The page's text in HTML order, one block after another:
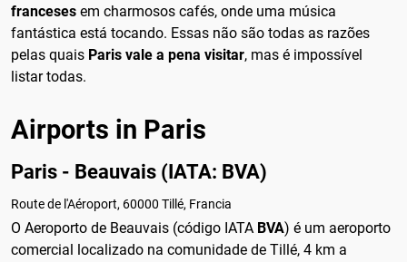
franceses em charmosos cafés, onde uma música
fantástica está tocando. Essas não são todas as razões
pelas quais Paris vale a pena visitar, mas é impossível
listar todas.
Airports in Paris
Paris - Beauvais (IATA: BVA)
Route de l'Aéroport, 60000 Tillé, Francia
O Aeroporto de Beauvais (código IATA BVA) é um aeroporto
comercial localizado na comunidade de Tillé, 4 km a